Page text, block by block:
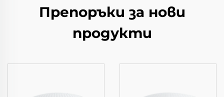
Препоръки за нови
продукти